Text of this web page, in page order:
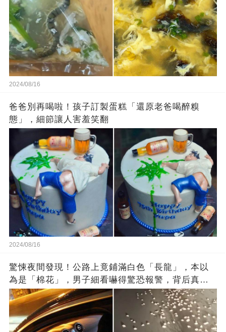
2024/08/16
爸爸別再喝啦！孩子訂製蛋糕「還原老爸喝醉糗
態」，細節讓人害羞笑翻
2024/08/16
驚悚夜間發現！公路上竟鋪滿白色「長龍」，本以
為是「棉花」，男子細看嚇得驚恐報警，背后真相
讓人倒吸涼氣！